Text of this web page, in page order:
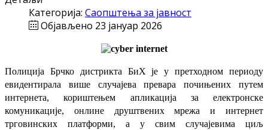
Категорија: Саопштења за јавност
Објављено 23 јануар 2026
Полиција Брчко дистрикта БиХ је у претходном периоду
евидентирала више случајева превара почињених путем
интернета, кориштењем апликација за електронске
комуникације, онлине друштвених мрежа и интернет
трговинских платформи, а у свим случајевима циљ